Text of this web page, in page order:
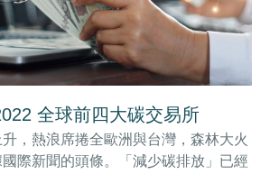
全球前四大碳交易所
，熱浪席捲全歐洲與台灣，森林大火
際新聞的頭條。「減少碳排放」已經